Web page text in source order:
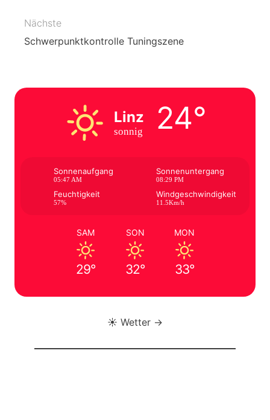
Nächste
Schwerpunktkontrolle Tuningszene
Linz
sonnig 24°
Sonnenaufgang
05:47 AM
Sonnenuntergang
08:29 PM
Feuchtigkeit
57%
Windgeschwindigkeit
11.5Km/h
SAM
29°
SON
32°
MON
33°
☀️ Wetter →